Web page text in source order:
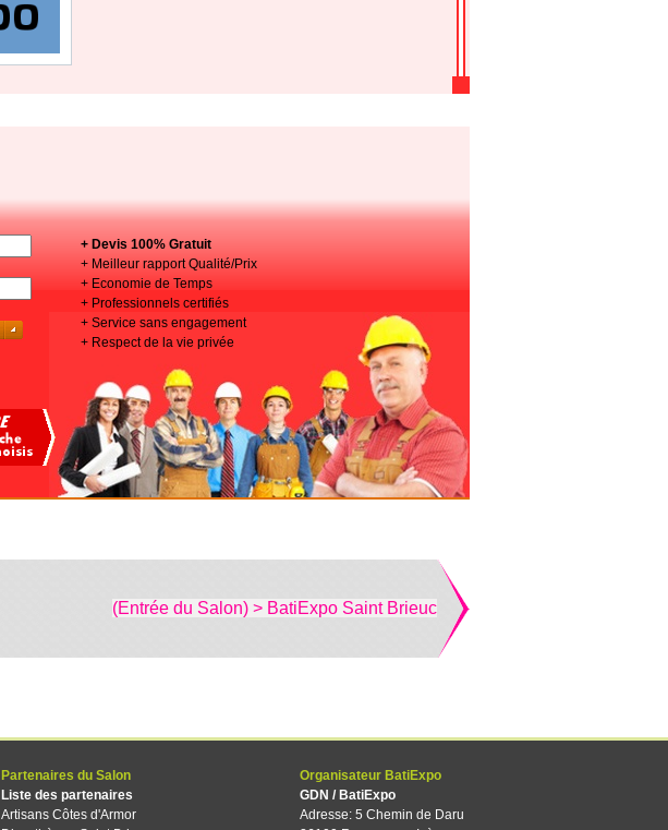
+ Devis 100% Gratuit
+ Meilleur rapport Qualité/Prix
+ Economie de Temps
+ Professionnels certifiés
+ Service sans engagement
+ Respect de la vie privée
(Entrée du Salon) > BatiExpo Saint Brieuc
Partenaires du Salon
Liste des partenaires
Artisans Côtes d'Armor
Organisateur BatiExpo
GDN / BatiExpo
Adresse: 5 Chemin de Daru